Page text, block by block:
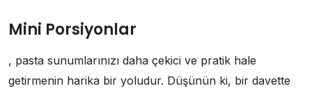
Mini Porsiyonlar
, pasta sunumlarınızı daha çekici ve pratik hale
getirmenin harika bir yoludur. Düşünün ki, bir davette